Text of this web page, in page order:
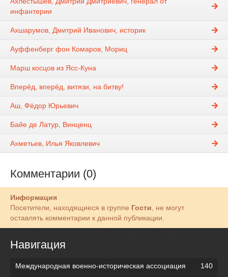
инфантерии
Ахшарумов, Дмитрий Иванович, историк
Ауффенберг фон Комаров, Мориц
Марш косцов из Ясс-Куна
Вперёд, вперёд, витязи, на битву!
Аш, Фёдор Юрьевич
Байе де Латур, Винценц
Ахметьев, Илья Яковлевич
Комментарии (0)
Информация
Посетители, находящиеся в группе Гости , не могут
оставлять комментарии к данной публикации.
Навигация
Международная военно-историческая ассоциация
140